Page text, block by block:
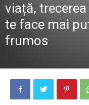
viață,
te face mai
frumos